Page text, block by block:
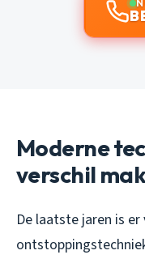
Moderne
verschil
De laatste jaren is